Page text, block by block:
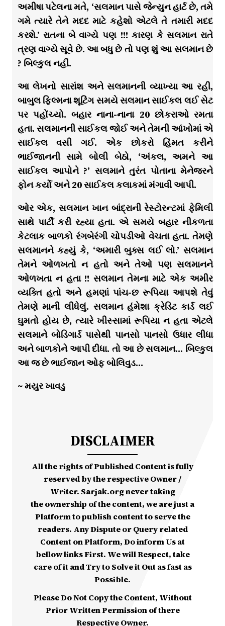
અમીષા પટેલના મતે, ‘સલમાન પાસે જેન્યુન હાર્ટ છે, તમે
ગમે ત્યારે તેને મદદ માટે કહેશો એટલે તે તમારી મદદ
કરશે.’ રાતના બે વાગ્યે પણ !!! કારણ કે સલમાન રાતે
ત્રણ વાગ્યે સૂવે છે. આ બધુ છે તો પણ શું આ સલમાન છે
? બિલ્કુલ નહીં.
આ લેખનો સારાંશ અને સલમાનની વ્યાખ્યા આ રહી,
બાબુલ ફિલ્મના શૂટિંગ સમયે સલમાન સાઈકલ લઈ સેટ
પર પહોંચ્યો. બહાર નાના-નાના 20 છોકરાઓ રમતા
હતા. સલમાનની સાઈકલ જોઈ અને તેમની આંખોમાં એ
સાઈકલ વસી ગઈ. એક છોકરો હિંમત કરીને
ભાઈજાનની સામે બોલી બેઠો, ‘અંકલ, અમને આ
સાઈકલ આપોને ?’ સલમાને તુરંત પોતાના મેનેજરને
ફોન કર્યો અને 20 સાઈકલ કલાકમાં મંગાવી આપી.
ઓર એક, સલમાન ખાન બાંદ્રાની રેસ્ટોરન્ટમાં ફેમિલી
સાથે પાર્ટી કરી રહ્યા હતા. એ સમયે બહાર નીકળતા
કેટલાક બાળકો રંગબેરંગી ચોપડીઓ વેચતા હતા. તેમણે
સલમાનને કહ્યું કે, ‘અમારી બુક્સ લઈ લો.’ સલમાન
તેમને ઓળખતો ન હતો અને તેઓ પણ સલમાનને
ઓળખતા ન હતા !! સલમાન તેમના માટે એક અમીર
વ્યક્તિ હતો અને હમણાં પાંચ-છ રૂપિયા આપશે તેવું
તેમણે માની લીધેલું. સલમાન હંમેશા ક્રેડિટ કાર્ડ લઈ
ઘુમતો હોય છે, ત્યારે ખીસ્સામાં રૂપિયા ન હતા એટલે
સલમાને બોડિગાર્ડ પાસેથી પાનસો પાનસો ઉધાર લીધા
અને બાળકોને આપી દીધા. તો આ છે સલમાન… બિલ્કુલ
આ જ છે ભાઈજાન ઓફ બોલિવુડ…
~ મયુર ખાવડુ
DISCLAIMER
All the rights of Published Content is fully
reserved by the respective Owner /
Writer. Sarjak.org never taking
the ownership of the content, we are just a
Platform to publish content to serve the
readers. Any Dispute or Query related
Content on Platform, Do inform Us at
bellow links First. We will Respect, take
care of it and Try to Solve it Out as fast as
Possible.
Please Do Not Copy the Content, Without
Prior Written Permission of there
Respective Owner.